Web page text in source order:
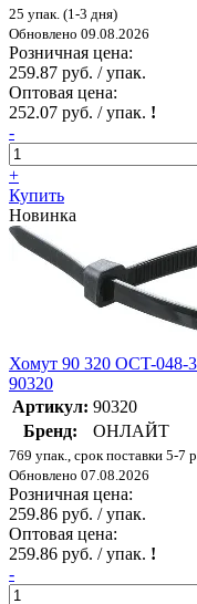
25 упак. (1-3 дня)
Обновлено 09.08.2026
Розничная цена:
259.87 руб. / упак.
Оптовая цена:
252.07 руб. / упак. !
-
+
Купить
Новинка
Хомут 90 320 OCT-
90320
Артикул: 90320
Бренд:
ОНЛАЙТ
769 упак., срок поставки 5-7
Обновлено 07.08.2026
Розничная цена:
259.86 руб. / упак.
Оптовая цена:
259.86 руб. / упак. !
-